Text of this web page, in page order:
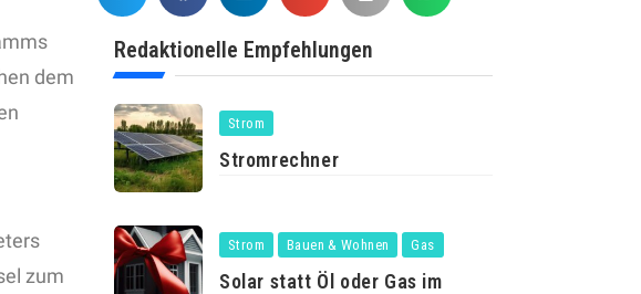
dem
zum
Redaktionelle Empfehlungen
Strom
Stromrechner
Strom Bauen & Wohnen Gas
Solar statt Öl oder Gas im